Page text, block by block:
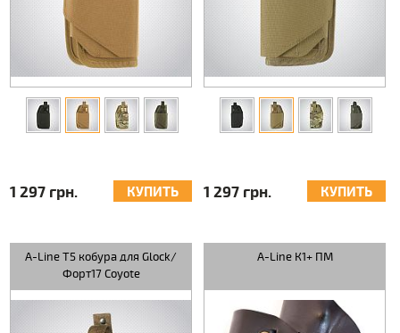
1 297 грн. КУПИТЬ 1 297 грн. КУПИТЬ
A-Line Т5 кобура для Glock/
Форт17 Coyote
A-Line К1+ ПМ